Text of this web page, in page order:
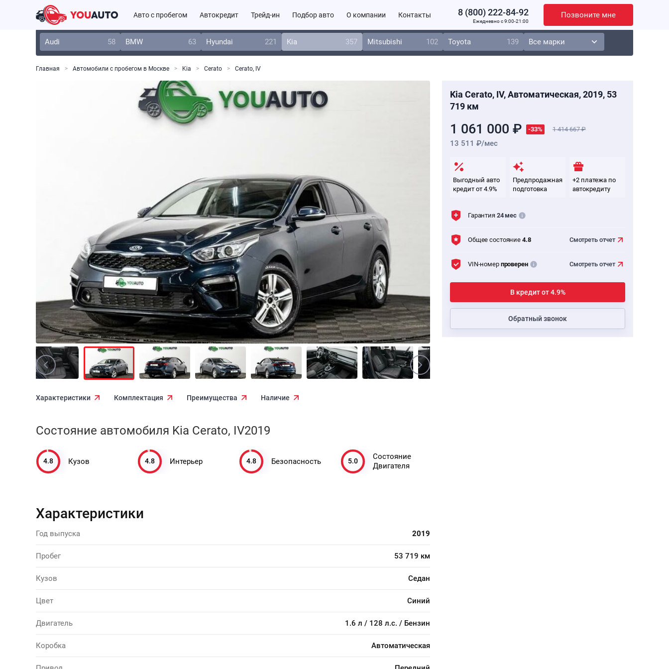
Авто с пробегом Автокредит Трейд-ин Подбор авто О компании Контакты 8 (800) 222-84-92
Ежедневно c 9:00-21:00
Позвоните мне
Audi 58 BMW 63 Hyundai 221 Kia 357 Mitsubishi 102 Toyota 139
Главная Автомобили с пробегом в Москве Kia Cerato Cerato, IV
Kia Cerato, IV, Автоматическая, 2019, 53
719 км
1 061 000 ₽ -33% 1 414 667
13 511 ₽/мес
Выгодный авто
кредит от 4.9%
Предпродажная
подготовка
+2 платежа по
автокредиту
Гарантия 24 мес
Общее состояние 4.8 Смотреть отчет
VIN-номер проверен Смотреть отчет
В кредит от 4.9%
Обратный звонок
Характеристики Комплектация Преимущества Наличие
Состояние автомобиля Kia Cerato, IV2019
4.8 Кузов 4.8 Интерьер 4.8 Безопасность 5.0
Состояние
Двигателя
Характеристики
Год выпуска 2019
Пробег 53 719 км
Кузов Седан
Цвет Синий
Двигатель 1.6 л / 128 л.с. / Бензин
Коробка Автоматическая